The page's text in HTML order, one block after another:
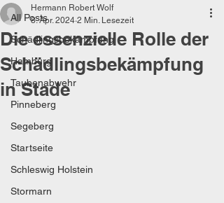
All Posts
Schädlingsbekämpfung
Hamburg
Taubenabwehr
Pinneberg
Segeberg
Startseite
Schleswig Holstein
Stormarn
Die essenzielle Rolle der
Schädlingsbekämpfung
in Stade
Hermann Robert Wolf
8. Apr. 2024 2 Min. Lesezeit